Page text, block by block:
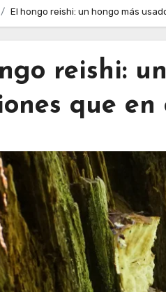
El hongo reishi: un hongo más
reishi:
que en